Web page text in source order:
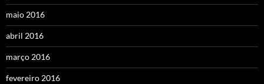
maio 2016
abril 2016
março 2016
fevereiro 2016